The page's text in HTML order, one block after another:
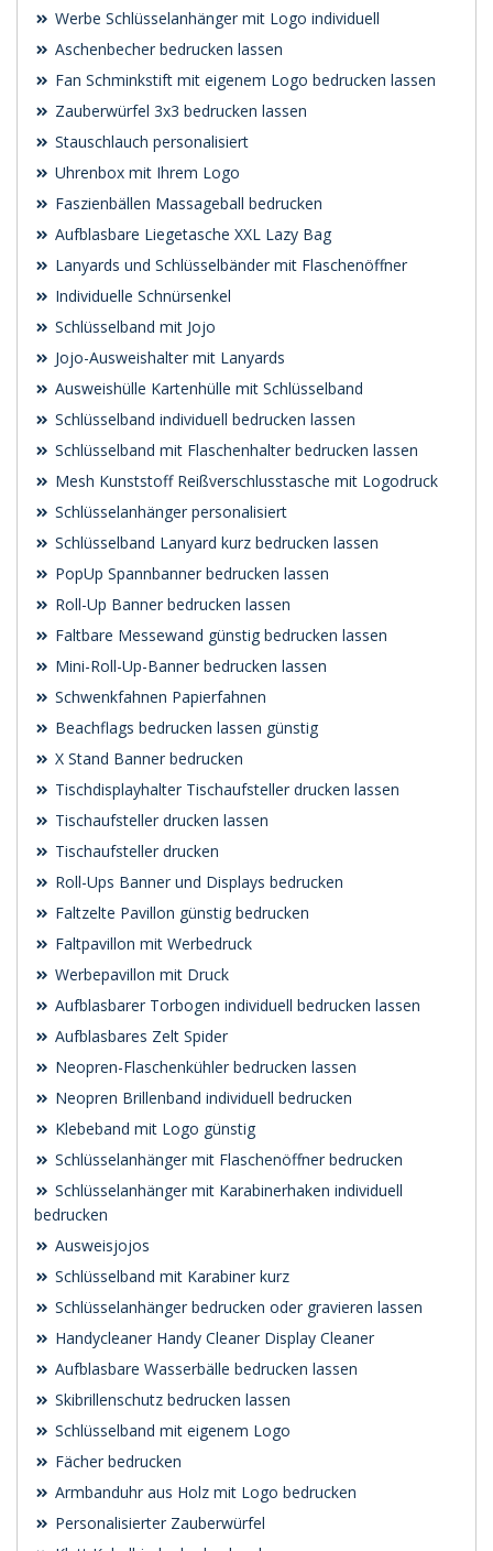
Werbe Schlüsselanhänger mit Logo individuell
Aschenbecher bedrucken lassen
Fan Schminkstift mit eigenem Logo bedrucken lassen
Zauberwürfel 3x3 bedrucken lassen
Stauschlauch personalisiert
Uhrenbox mit Ihrem Logo
Faszienbällen Massageball bedrucken
Aufblasbare Liegetasche XXL Lazy Bag
Lanyards und Schlüsselbänder mit Flaschenöffner
Individuelle Schnürsenkel
Schlüsselband mit Jojo
Jojo-Ausweishalter mit Lanyards
Ausweishülle Kartenhülle mit Schlüsselband
Schlüsselband individuell bedrucken lassen
Schlüsselband mit Flaschenhalter bedrucken lassen
Mesh Kunststoff Reißverschlusstasche mit Logodruck
Schlüsselanhänger personalisiert
Schlüsselband Lanyard kurz bedrucken lassen
PopUp Spannbanner bedrucken lassen
Roll-Up Banner bedrucken lassen
Faltbare Messewand günstig bedrucken lassen
Mini-Roll-Up-Banner bedrucken lassen
Schwenk­fahnen Papierfahnen
Beachflags bedrucken lassen günstig
X Stand Banner bedrucken
Tischdisplayhalter Tischaufsteller drucken lassen
Tischaufsteller drucken lassen
Tischaufsteller drucken
Roll-Ups Banner und Displays bedrucken
Faltzelte Pavillon günstig bedrucken
Faltpavillon mit Werbedruck
Werbepavillon mit Druck
Aufblasbarer Torbogen individuell bedrucken lassen
Aufblasbares Zelt Spider
Neopren-Flaschenkühler bedrucken lassen
Neopren Brillenband individuell bedrucken
Klebeband mit Logo günstig
Schlüsselanhänger mit Flaschenöffner bedrucken
Schlüsselanhänger mit Karabinerhaken individuell
bedrucken
Ausweisjojos
Schlüsselband mit Karabiner kurz
Schlüsselanhänger bedrucken oder gravieren lassen
Handycleaner Handy Cleaner Display Cleaner
Aufblasbare Wasserbälle bedrucken lassen
Skibrillenschutz bedrucken lassen
Schlüsselband mit eigenem Logo
Fächer bedrucken
Armbanduhr aus Holz mit Logo bedrucken
Personalisierter Zauberwürfel